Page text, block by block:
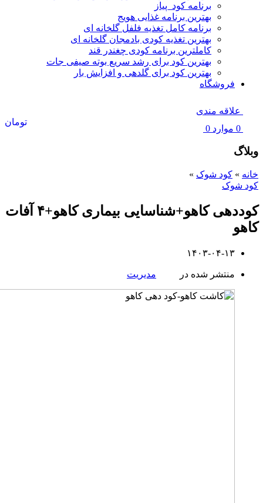
برنامه کود پیاز
بهترین برنامه غذایی هویج
برنامه کامل تغذیه فلفل گلخانه ای
بهترین تغذیه کودی بادمجان گلخانه ای
کاملترین برنامه کودی چغندر قند
بهترین کود برای رشد سریع بوته صیفی جات
بهترین کود برای گلدهی و افزایش بار
فروشگاه
علاقه مندی
0 موارد 0
تومان
وبلاگ
خانه » کود شوک »
کود شوک
کوددهی کاهو+شناسایی بیماری کاهو+۴ آفات
کاهو
۱۴۰۳-۰۴-۱۳
منتشر شده در مدیریت